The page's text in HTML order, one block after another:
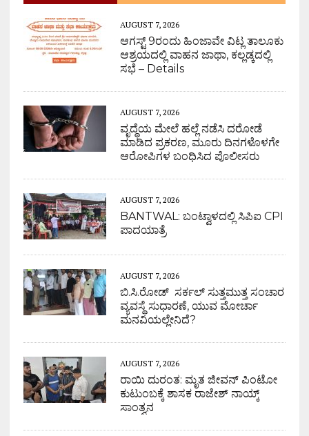
AUGUST 7, 2026
ಆಗಸ್ಟ್ 9ರಂದು ಹಿಂಜಾವೇ ವಿಟ್ಲ ತಾಲೂಕು
ಆಶ್ರಯದಲ್ಲಿ ವಾಹನ ಜಾಥಾ, ಕಲ್ಲಡ್ಕದಲ್ಲಿ
ಸಭೆ – Details
AUGUST 7, 2026
ವೃದ್ಧೆಯ ಮೇಲೆ ಹಲ್ಲೆ ನಡೆಸಿ ದರೋಡೆ
ಮಾಡಿದ ಪ್ರಕರಣ, ಮೂರು ದಿನಗಳೊಳಗೇ
ಆರೋಪಿಗಳ ಬಂಧಿಸಿದ ಪೊಲೀಸರು
AUGUST 7, 2026
BANTWAL: ಬಂಟ್ವಾಳದಲ್ಲಿ ಸಿಪಿಐ CPI
ಪಾದಯಾತ್ರೆ
AUGUST 7, 2026
ಬಿ.ಸಿ.ರೋಡ್ ಸರ್ಕಲ್ ಸುತ್ತಮುತ್ತ ಸಂಚಾರ
ವ್ಯವಸ್ಥೆ ಸುಧಾರಣೆ, ಯುವ ಮೋರ್ಚಾ
ಮನವಿಯಲ್ಲೇನಿದೆ?
AUGUST 7, 2026
ರಾಯಿ ದುರಂತ: ಮೃತ ಜೀವನ್ ಪಿಂಟೋ
ಕುಟುಂಬಕ್ಕೆ ಶಾಸಕ ರಾಜೇಶ್ ನಾಯ್ಕ್
ಸಾಂತ್ವನ